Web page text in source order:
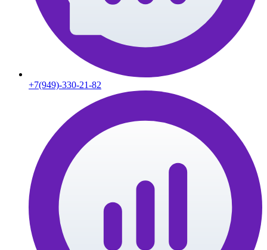
+7(949)-330-21-82